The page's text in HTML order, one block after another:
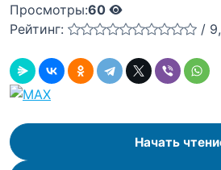
Просмотры:60
Рейтинг:
/
Начать